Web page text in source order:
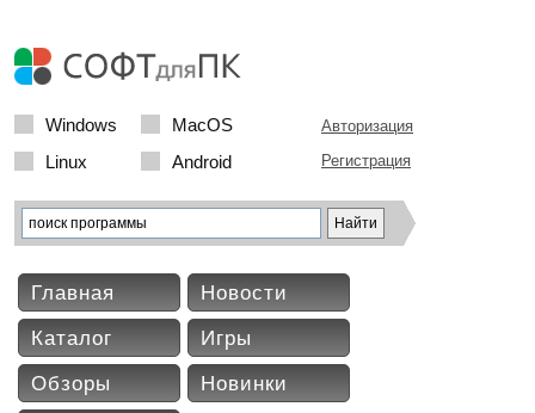
Windows
MacOS
Linux
Android
Авторизация
Регистрация
Главная
Новости
Каталог
Игры
Обзоры
Новинки